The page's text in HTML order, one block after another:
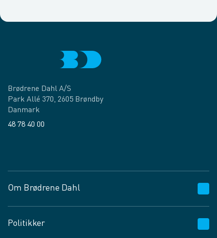
Brødrene Dahl A/S
Park Allé 370, 2605 Brøndby
Danmark
48 78 40 00
Om Brødrene Dahl
Vagttelefon 30 10 89 89
Politikker